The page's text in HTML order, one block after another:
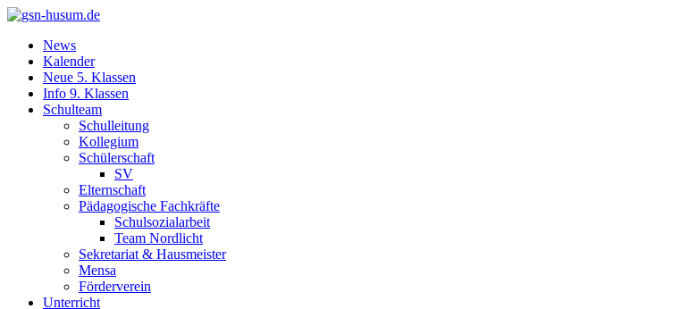
News
Kalender
Neue 5. Klassen
Info 9. Klassen
Schulteam
Schulleitung
Kollegium
Schülerschaft
SV
Elternschaft
Pädagogische Fachkräfte
Schulsozialarbeit
Team Nordlicht
Sekretariat & Hausmeister
Mensa
Förderverein
Unterricht